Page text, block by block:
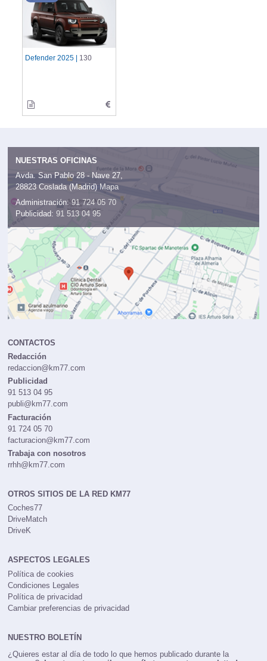
Defender 2025 | 130
NUESTRAS OFICINAS
Avda. San Pablo 28 - Nave 27,
28823 Coslada (Madrid) Mapa
Administración: 91 724 05 70
Publicidad: 91 513 04 95
CONTACTOS
Redacción
redaccion@km77.com
Publicidad
91 513 04 95
publi@km77.com
Facturación
91 724 05 70
facturacion@km77.com
Trabaja con nosotros
rrhh@km77.com
OTROS SITIOS DE LA RED KM77
Coches77
DriveMatch
DriveK
ASPECTOS LEGALES
Política de cookies
Condiciones Legales
Política de privacidad
Cambiar preferencias de privacidad
NUESTRO BOLETÍN
¿Quieres estar al día de todo lo que hemos publicado durante la